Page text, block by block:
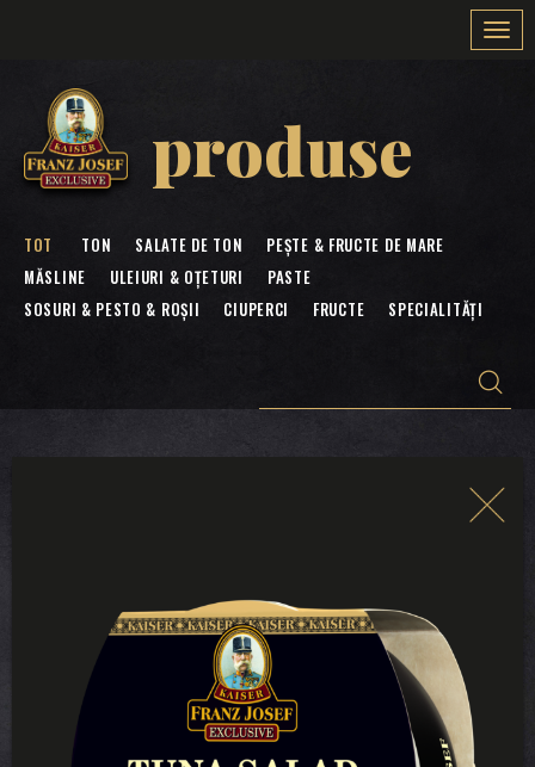
produse
TOT TON SALATE DE TON
PEȘTE & FRUCTE DE MARE
MĂSLINE
ULEIURI & OȚETURI
PASTE
SOSURI & PESTO & ROȘII
CIUPERCI FRUCTE SPECIALITĂȚI